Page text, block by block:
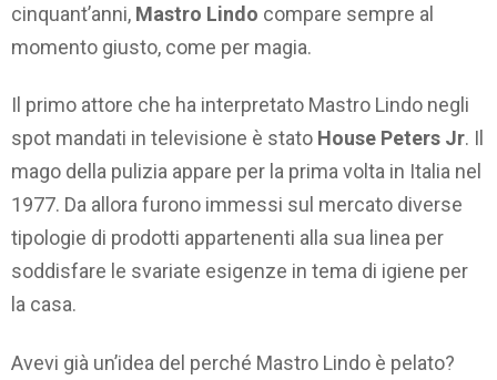
cinquant’anni, Mastro Lindo compare sempre al
momento giusto, come per magia.
Il primo attore che ha interpretato Mastro Lindo negli
spot mandati in televisione è stato House Peters Jr. Il
mago della pulizia appare per la prima volta in Italia nel
1977. Da allora furono immessi sul mercato diverse
tipologie di prodotti appartenenti alla sua linea per
soddisfare le svariate esigenze in tema di igiene per
la casa.
Avevi già un’idea del perché Mastro Lindo è pelato?